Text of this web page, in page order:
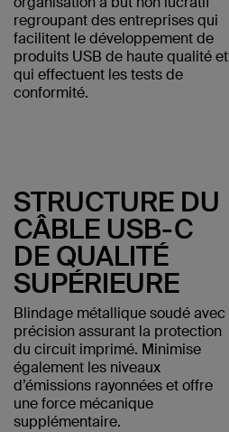
regroupant des entreprises qui
facilitent le développement de
produits USB de haute qualité et
qui effectuent les tests de
conformité.
STRUCTURE DU
CÂBLE USB-C
DE QUALITÉ
SUPÉRIEURE
Blindage métallique soudé avec
précision assurant la protection
du circuit imprimé. Minimise
également les niveaux
d’émissions rayonnées et offre
une force mécanique
supplémentaire.